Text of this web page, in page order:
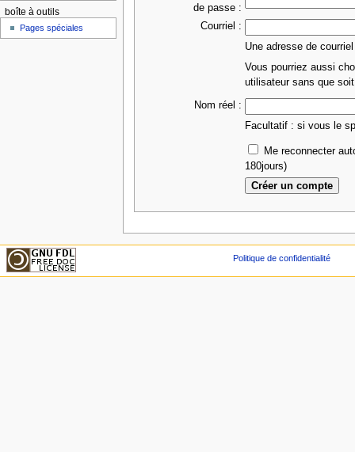
de passe :
Courriel :
Une adresse de
Vous pourriez aussi
utilisateur sans que
Nom réel :
Facultatif : si vous le
Me reconnecter
180jours)
boîte à outils
Pages spéciales
Politique de confidentialité